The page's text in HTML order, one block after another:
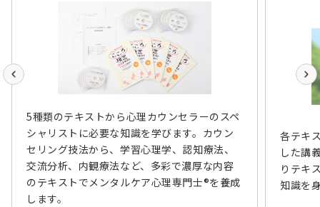
5種類のテキストから心理カウンセラーのスペ
シャリストに必要な知識を学びます。カウン
セリング技法から、学習心理学、認知療法、
交流分析、内観療法など、多彩で濃厚な内容
のテキストでメンタルケア心理専門士®を養成
します。
各テキ
した講
りテキ
知識を